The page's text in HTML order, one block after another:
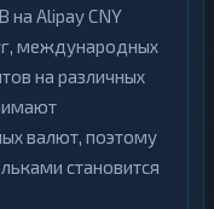
на Alipay CNY
международных
на различных
валют, поэтому
становится